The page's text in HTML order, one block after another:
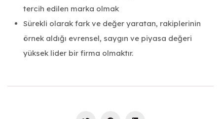
tercih edilen marka olmak
Sürekli olarak fark ve değer yaratan, rakiplerinin
örnek aldığı evrensel, saygın ve piyasa değeri
yüksek lider bir firma olmaktır.